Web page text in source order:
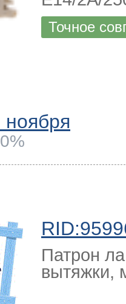
Точное
ноября
Патрон
вытяжки,